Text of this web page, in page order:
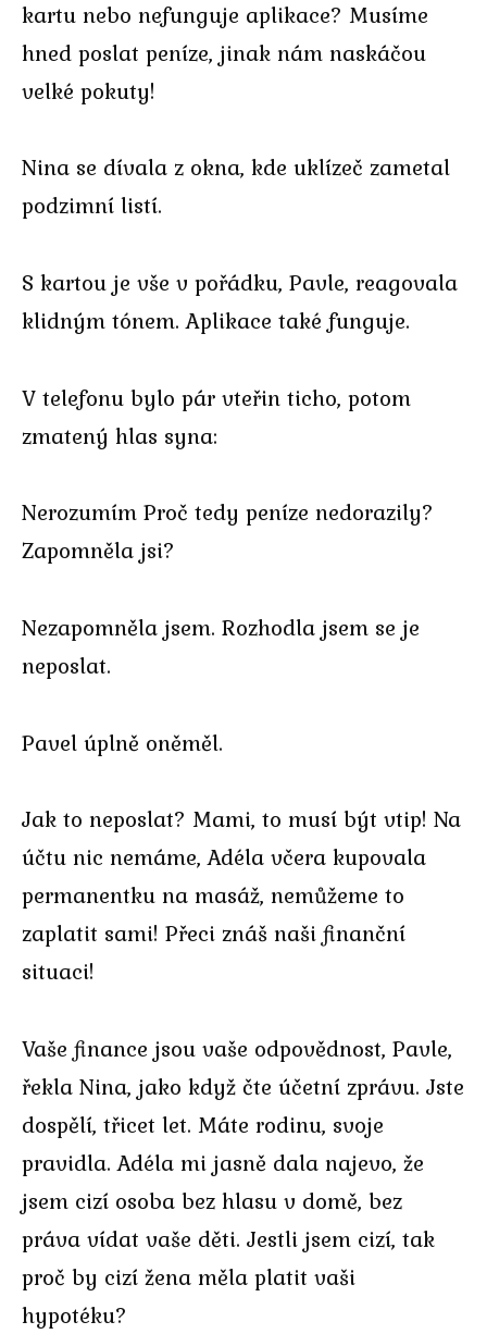
kartu nebo nefunguje aplikace? Musíme
hned poslat peníze, jinak nám naskáčou
velké pokuty!
Nina se dívala z okna, kde uklízeč zametal
podzimní listí.
S kartou je vše v pořádku, Pavle, reagovala
klidným tónem. Aplikace také funguje.
V telefonu bylo pár vteřin ticho, potom
zmatený hlas syna:
Nerozumím Proč tedy peníze nedorazily?
Zapomněla jsi?
Nezapomněla jsem. Rozhodla jsem se je
neposlat.
Pavel úplně oněměl.
Jak to neposlat? Mami, to musí být vtip! Na
účtu nic nemáme, Adéla včera kupovala
permanentku na masáž, nemůžeme to
zaplatit sami! Přeci znáš naši finanční
situaci!
Vaše finance jsou vaše odpovědnost, Pavle,
řekla Nina, jako když čte účetní zprávu. Jste
dospělí, třicet let. Máte rodinu, svoje
pravidla. Adéla mi jasně dala najevo, že
jsem cizí osoba bez hlasu v domě, bez
práva vídat vaše děti. Jestli jsem cizí, tak
proč by cizí žena měla platit vaši
hypotéku?